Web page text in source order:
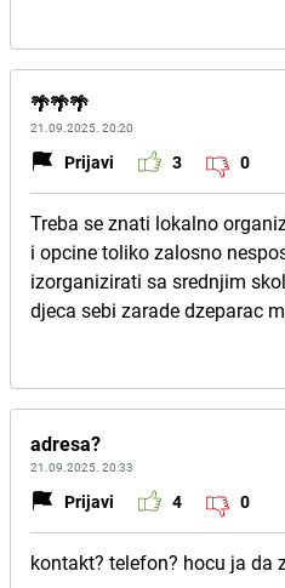
🌴🌴🌴
21.09.2025. 20:20
Prijavi 3 0
Treba se znati lokalno
i opcine toliko zalosno
izorganizirati sa srednjim
djeca sebi zarade dzeparac
adresa?
21.09.2025. 20:33
Prijavi 4 0
kontakt? telefon? hocu ja da